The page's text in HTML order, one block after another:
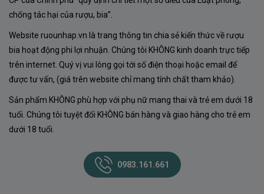
chống tác hại của rượu, bia”.
Website ruounhap.vn là trang thông tin chia sẻ kiến thức về rượu
bia hoạt động phi lợi nhuận. Chúng tôi KHÔNG kinh doanh trực tiếp
trên internet. Quý vị vui lòng gọi tới số điện thoại hoặc email để
được tư vấn, (giá trên website chỉ mang tính chất tham khảo).
Sản phẩm KHÔNG phù hợp với phụ nữ mang thai và trẻ em dưới 18
tuổi. Chúng tôi tuyệt đối KHÔNG bán hàng và giao hàng cho trẻ em
dưới 18 tuổi.
0983.161.661